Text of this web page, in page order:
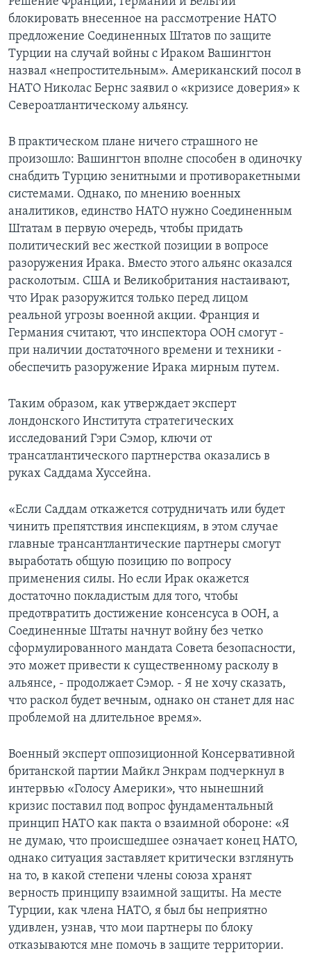
Learning English
СОЦИАЛЬНЫЕ СЕТИ
блокировать внесенное на рассмотрение НАТО
предложение Соединенных Штатов по защите
Турции на случай войны с Ираком Вашингтон
назвал «непростительным». Американский посол в
НАТО Николас Бернс заявил о «кризисе доверия» к
Североатлантическому альянсу.
В практическом плане ничего страшного не
произошло: Вашингтон вполне способен в одиночку
снабдить Турцию зенитными и противоракетными
системами. Однако, по мнению военных
аналитиков, единство НАТО нужно Соединенным
Штатам в первую очередь, чтобы придать
политический вес жесткой позиции в вопросе
разоружения Ирака. Вместо этого альянс оказался
расколотым. США и Великобритания настаивают,
что Ирак разоружится только перед лицом
реальной угрозы военной акции. Франция и
Германия считают, что инспектора ООН смогут -
при наличии достаточного времени и техники -
обеспечить разоружение Ирака мирным путем.
Таким образом, как утверждает эксперт
лондонского Института стратегических
исследований Гэри Сэмор, ключи от
трансатлантического партнерства оказались в
руках Саддама Хуссейна.
«Если Саддам откажется сотрудничать или будет
чинить препятствия инспекциям, в этом случае
главные трансантлантические партнеры смогут
выработать общую позицию по вопросу
применения силы. Но если Ирак окажется
достаточно покладистым для того, чтобы
предотвратить достижение консенсуса в ООН, а
Соединенные Штаты начнут войну без четко
сформулированного мандата Совета безопасности,
это может привести к существенному расколу в
альянсе, - продолжает Сэмор. - Я не хочу сказать,
что раскол будет вечным, однако он станет для нас
проблемой на длительное время».
Военный эксперт оппозиционной Консервативной
британской партии Майкл Энкрам подчеркнул в
интервью «Голосу Америки», что нынешний
кризис поставил под вопрос фундаментальный
принцип НАТО как пакта о взаимной обороне: «Я
не думаю, что происшедшее означает конец НАТО,
однако ситуация заставляет критически взглянуть
на то, в какой степени члены союза хранят
верность принципу взаимной защиты. На месте
Турции, как члена НАТО, я был бы неприятно
удивлен, узнав, что мои партнеры по блоку
отказываются мне помочь в защите территории.